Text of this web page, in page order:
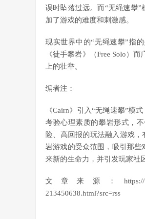
误时坠落过远。而“无绳速攀
加了游戏的难度和刺激感。
现实世界中的“无绳速攀”指
《徒手攀岩》（Free Solo）
上的壮举。
编者注：
《Cairn》引入“无绳速攀”模
考验心理素质的攀岩形式，
险、高回报的玩法融入游戏
岩游戏的受众范围，吸引那些
来新的生命力，并引发玩家社
文章来源：https://
213450638.html?src=rss